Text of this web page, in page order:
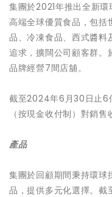
集團於2021年推出全新
高端全球優質食品，包括
品、冷凍食品、西式醬料
追求，擴闊公司顧客群
品牌經營7間店舖。
截至2024年6月30日止6
（按現金收付制）對銷售
產品
集團於回顧期間秉持環球
品，提供多元化選擇。